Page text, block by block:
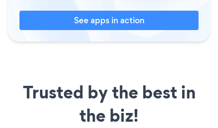
See apps in action
Trusted by the best in
the biz!